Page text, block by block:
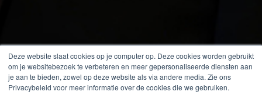
Deze website slaat cookies op je computer op. Deze cookies worden gebruikt
om je websitebezoek te verbeteren en meer gepersonaliseerde diensten aan
je aan te bieden, zowel op deze website als via andere media. Zie ons
Privacybeleid voor meer informatie over de cookies die we gebruiken.